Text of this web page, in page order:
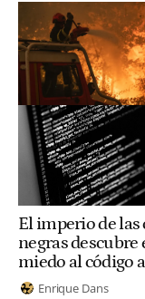
El imperio de las
negras descubre
miedo al código
Enrique Dans